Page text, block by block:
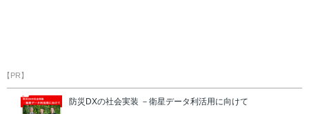
【PR】
防災DXの社会実装 －衛星データ利活用に向けて